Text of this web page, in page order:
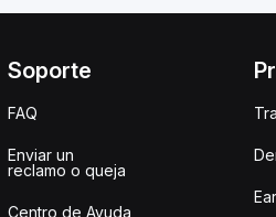
Soporte
FAQ
Enviar un
reclamo o queja
Centro de Ayuda